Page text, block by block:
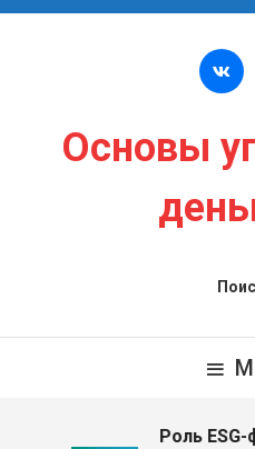
Перейти к содержимому
Основы
Роль ESG-